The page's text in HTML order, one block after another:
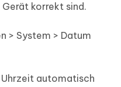
korrekt sind.
> System > Datum
automatisch